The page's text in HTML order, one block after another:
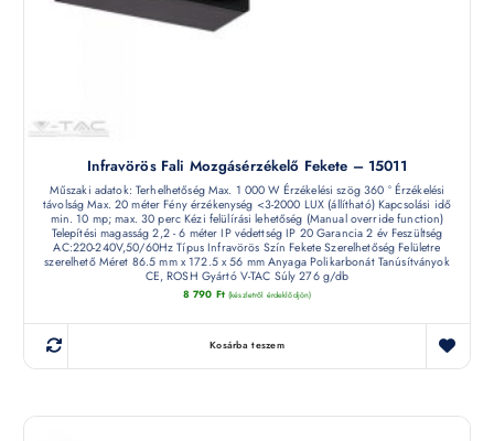
Infravörös Fali Mozgásérzékelő Fekete – 15011
Műszaki adatok: Terhelhetőség Max. 1 000 W Érzékelési szög 360 ° Érzékelési
távolság Max. 20 méter Fény érzékenység <3-2000 LUX (állítható) Kapcsolási idő
min. 10 mp; max. 30 perc Kézi felülírási lehetőség (Manual override function)
Telepítési magasság 2,2 - 6 méter IP védettség IP 20 Garancia 2 év Feszültség
AC:220-240V,50/60Hz Típus Infravörös Szín Fekete Szerelhetőség Felületre
szerelhető Méret 86.5 mm x 172.5 x 56 mm Anyaga Polikarbonát Tanúsítványok
CE, ROSH Gyártó V-TAC Súly 276 g/db
8 790 Ft (készletről érdeklődjön)
Kosárba teszem